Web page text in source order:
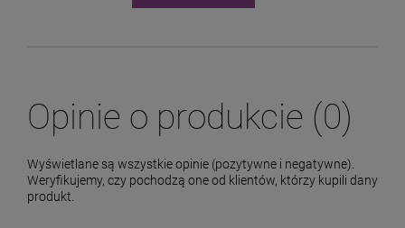
Opinie o produkcie (0)
Wyświetlane są wszystkie opinie (pozytywne i negatywne).
Weryfikujemy, czy pochodzą one od klientów, którzy kupili dany
produkt.